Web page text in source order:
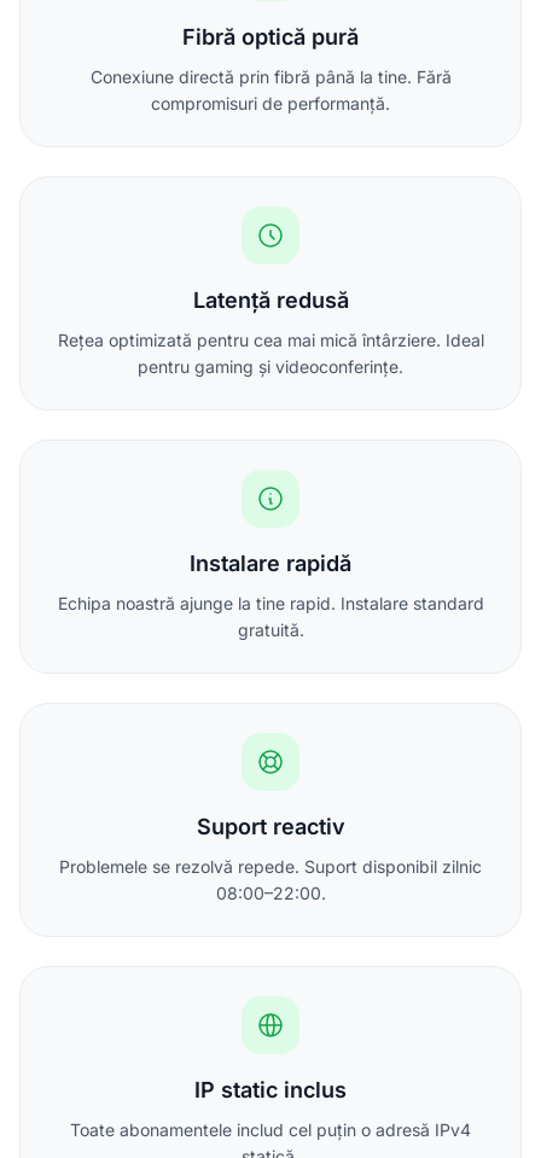
Fibră optică pură
Conexiune directă prin fibră până la tine. Fără
compromisuri de performanță.
Latență redusă
Rețea optimizată pentru cea mai mică întârziere. Ideal
pentru gaming și videoconferințe.
Instalare rapidă
Echipa noastră ajunge la tine rapid. Instalare standard
gratuită.
Suport reactiv
Problemele se rezolvă repede. Suport disponibil zilnic
08:00–22:00.
IP static inclus
Toate abonamentele includ cel puțin o adresă IPv4